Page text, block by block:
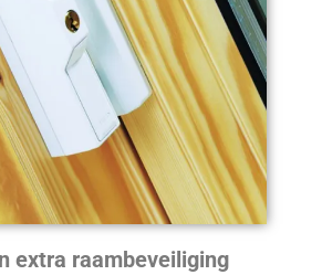
extra raambeveiliging